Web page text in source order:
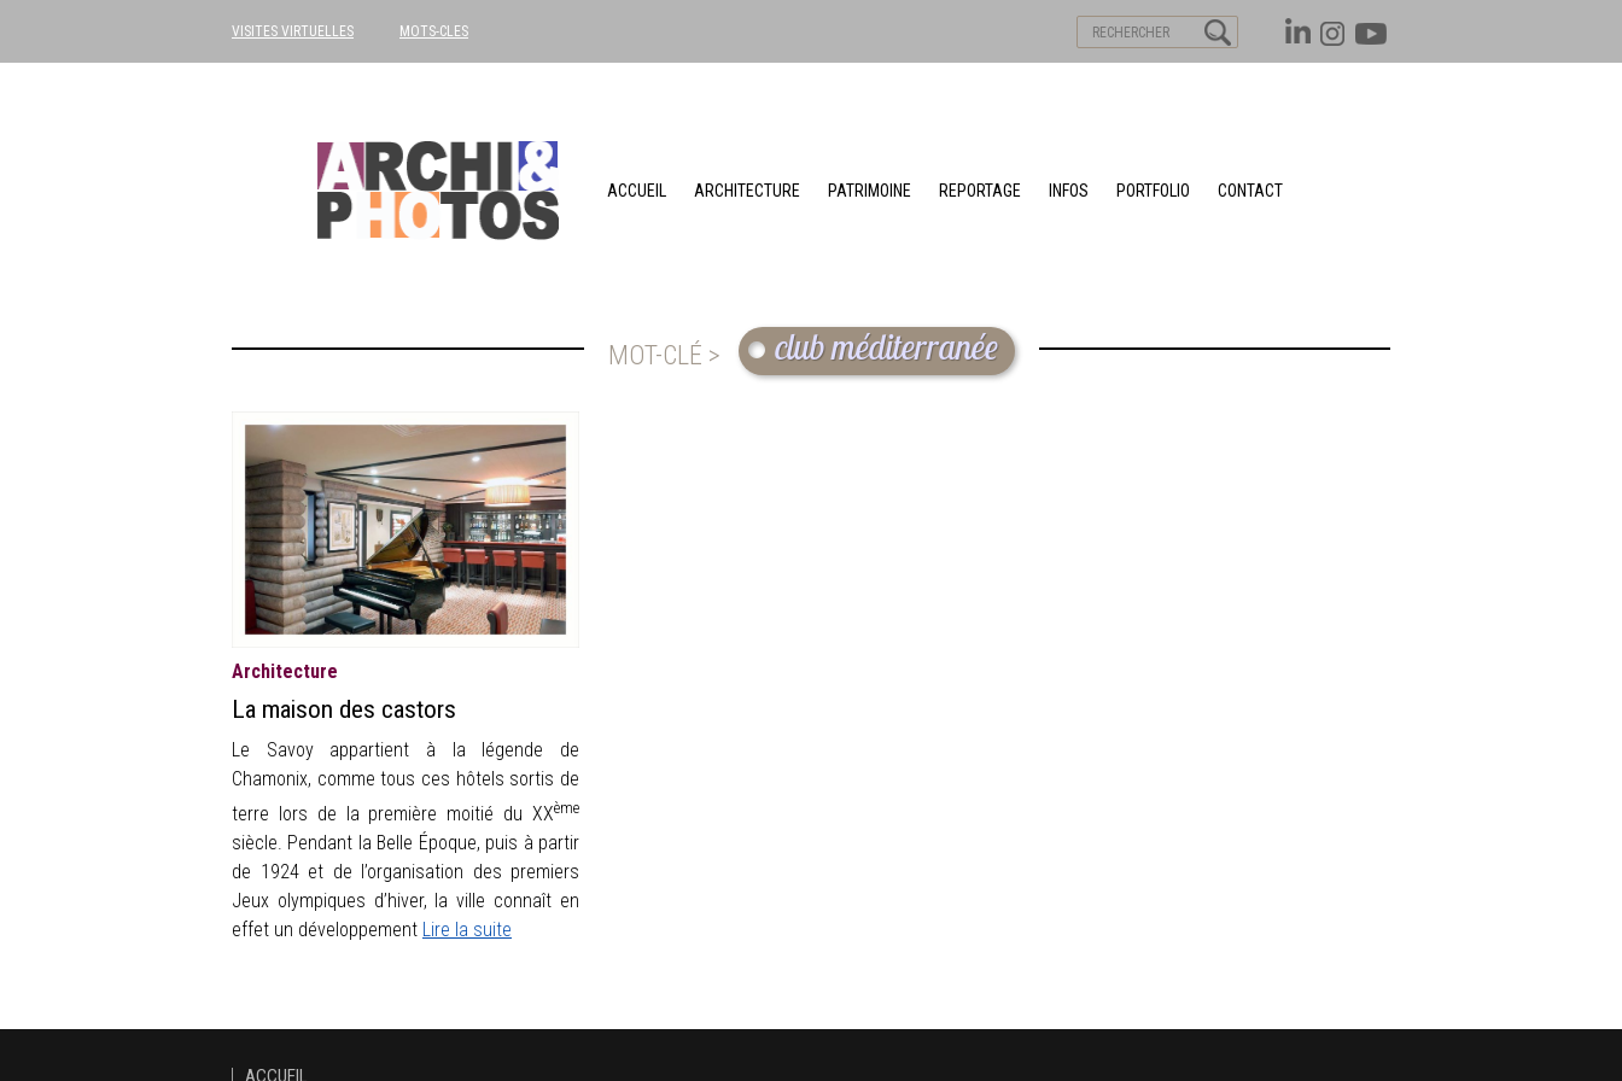
VISITES VIRTUELLES MOTS-CLES
ACCUEIL ARCHITECTURE PATRIMOINE REPORTAGE INFOS PORTFOLIO CONTACT
MOT-CLÉ > club méditerranée
Architecture
La maison des castors
Le Savoy appartient à la légende de
Chamonix, comme tous ces hôtels sortis de
terre lors de la première moitié du XXème
siècle. Pendant la Belle Époque, puis à partir
de 1924 et de l’organisation des premiers
Jeux olympiques d’hiver, la ville connaît en
effet un développement Lire la suite
ACCUEIL